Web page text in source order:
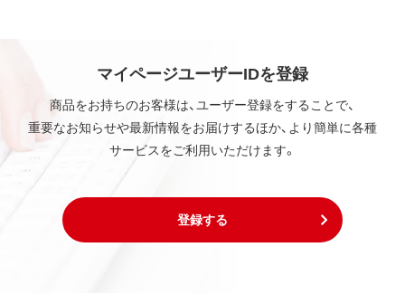
マイページユーザーIDを登録
商品をお持ちのお客様は、ユーザー登録をすることで、
重要なお知らせや最新情報をお届けするほか、より簡単に各種
サービスをご利用いただけます。
登録する